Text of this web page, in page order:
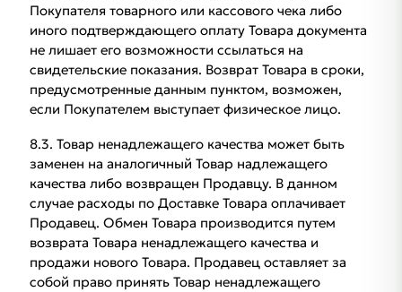
Покупателя товарного или кассового чека либо
иного подтверждающего оплату Товара документа
не лишает его возможности ссылаться на
свидетельские показания. Возврат Товара в сроки,
предусмотренные данным пунктом, возможен,
если Покупателем выступает физическое лицо.
8.3. Товар ненадлежащего качества может быть
заменен на аналогичный Товар надлежащего
качества либо возвращен Продавцу. В данном
случае расходы по Доставке Товара оплачивает
Продавец. Обмен Товара производится путем
возврата Товара ненадлежащего качества и
продажи нового Товара. Продавец оставляет за
собой право принять Товар ненадлежащего